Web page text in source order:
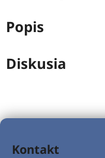
Popis
Diskusia
Z
Kontakt